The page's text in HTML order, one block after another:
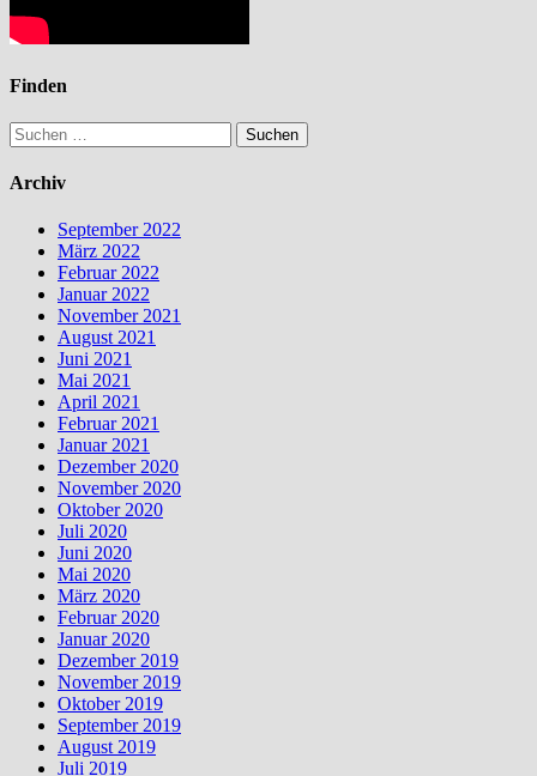
Finden
Suchen
nach:
Archiv
September 2022
März 2022
Februar 2022
Januar 2022
November 2021
August 2021
Juni 2021
Mai 2021
April 2021
Februar 2021
Januar 2021
Dezember 2020
November 2020
Oktober 2020
Juli 2020
Juni 2020
Mai 2020
März 2020
Februar 2020
Januar 2020
Dezember 2019
November 2019
Oktober 2019
September 2019
August 2019
Juli 2019